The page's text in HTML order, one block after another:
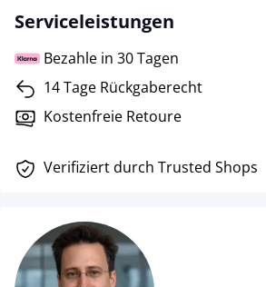
Serviceleistungen
Bezahle in 30 Tagen
14 Tage Rückgaberecht
Kostenfreie Retoure
Verifiziert durch Trusted Shops